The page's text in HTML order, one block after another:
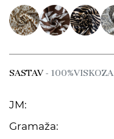
SASTAV- 100%VISKOZA
JM:
Gramaža: